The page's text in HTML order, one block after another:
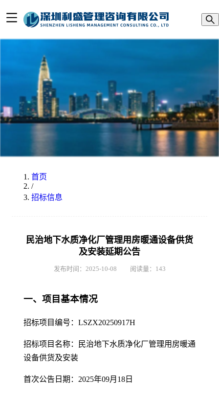
首页
/
招标信息
民治地下水质净化厂管理用房暖通设备供货
及安装延期公告
发布时间： 2025-10-08 阅读量： 143
一、项目基本情况
招标项目编号：LSZX20250917H
招标项目名称：民治地下水质净化厂管理用房暖通
设备供货及安装
首次公告日期：2025年09月18日